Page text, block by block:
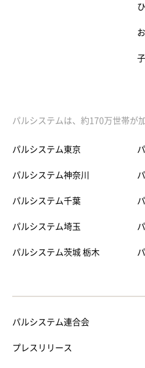
パルシステムは、約170万世帯が
パルシステム東京
パルシステム神奈川
パルシステム千葉
パルシステム埼玉
パルシステム茨城 栃木
パルシステム連合会
プレスリリース